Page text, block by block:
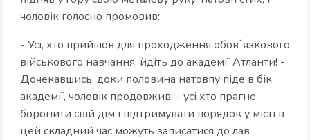
чоловік голосно промовив:
- Усі, хто прийшов для проходження обов`язкового
військового навчання, йдіть до академії Атланти! -
Дочекавшись, доки половина натовпу піде в бік
академії, чоловік продовжив: - усі хто прагне
боронити свій дім і підтримувати порядок у місті в
цей складний час можуть записатися до лав